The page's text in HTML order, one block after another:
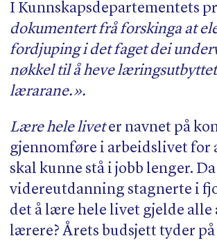
I Kunnskapsdepartementets
dokumentert frå forskinga at
fordjuping i det faget dei
nøkkel til å heve læringsutbyttet
lærarane.».
Lære hele liveter navnet på
gjennomføre i arbeidslivet for
skal kunne stå i jobb lenger.
videreutdanning stagnerte i
det å lære hele livet gjelde
lærere? Årets budsjett tyder på